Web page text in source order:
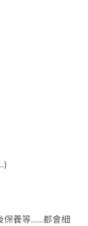
養等......都會細